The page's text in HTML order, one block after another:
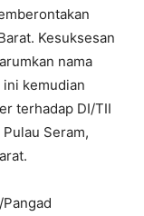
Kesuksesan
nama
ini kemudian
terhadap DI/TII
Seram,